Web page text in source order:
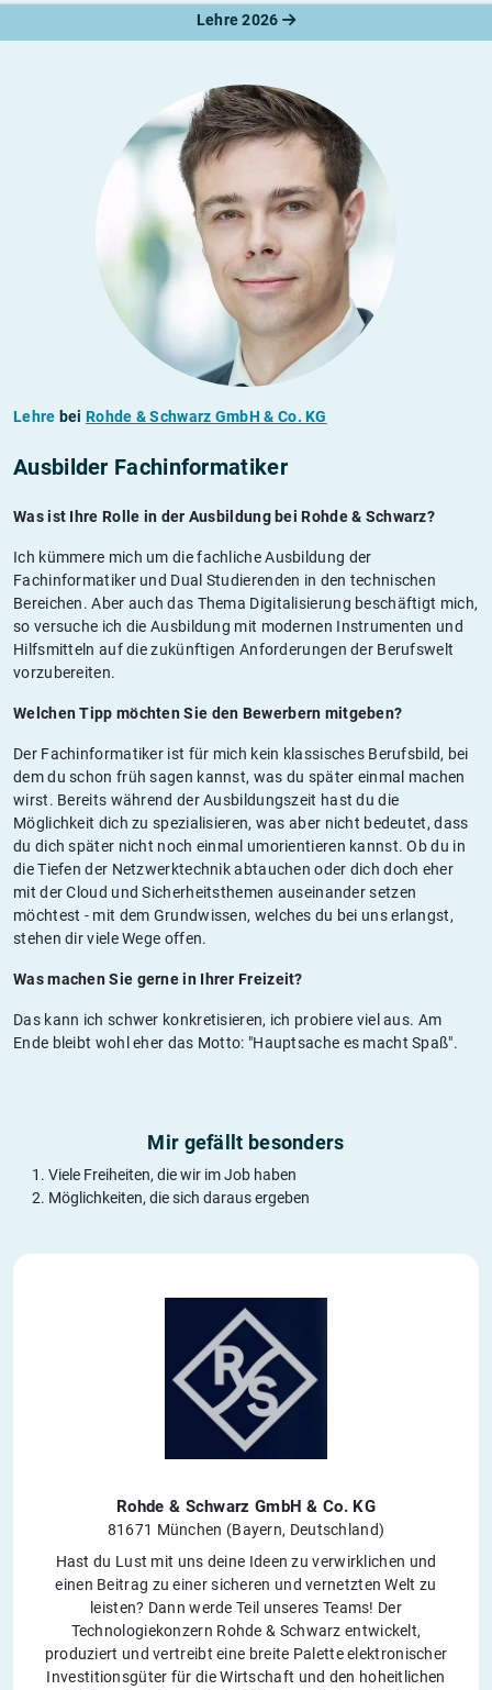
Lehre 2026
Lehre bei Rohde & Schwarz GmbH & Co. KG
Ausbilder Fachinformatiker
Was ist Ihre Rolle in der Ausbildung bei Rohde & Schwarz?
Ich kümmere mich um die fachliche Ausbildung der
Fachinformatiker und Dual Studierenden in den technischen
Bereichen. Aber auch das Thema Digitalisierung beschäftigt mich,
so versuche ich die Ausbildung mit modernen Instrumenten und
Hilfsmitteln auf die zukünftigen Anforderungen der Berufswelt
vorzubereiten.
Welchen Tipp möchten Sie den Bewerbern mitgeben?
Der Fachinformatiker ist für mich kein klassisches Berufsbild, bei
dem du schon früh sagen kannst, was du später einmal machen
wirst. Bereits während der Ausbildungszeit hast du die
Möglichkeit dich zu spezialisieren, was aber nicht bedeutet, dass
du dich später nicht noch einmal umorientieren kannst. Ob du in
die Tiefen der Netzwerktechnik abtauchen oder dich doch eher
mit der Cloud und Sicherheitsthemen auseinander setzen
möchtest - mit dem Grundwissen, welches du bei uns erlangst,
stehen dir viele Wege offen.
Was machen Sie gerne in Ihrer Freizeit?
Das kann ich schwer konkretisieren, ich probiere viel aus. Am
Ende bleibt wohl eher das Motto: "Hauptsache es macht Spaß".
Mir gefällt besonders
Viele Freiheiten, die wir im Job haben
Möglichkeiten, die sich daraus ergeben
Rohde & Schwarz GmbH & Co. KG
81671 München (Bayern, Deutschland)
Hast du Lust mit uns deine Ideen zu verwirklichen und
einen Beitrag zu einer sicheren und vernetzten Welt zu
leisten? Dann werde Teil unseres Teams! Der
Technologiekonzern Rohde & Schwarz entwickelt,
produziert und vertreibt eine breite Palette elektronischer
Investitionsgüter für die Wirtschaft und den hoheitlichen